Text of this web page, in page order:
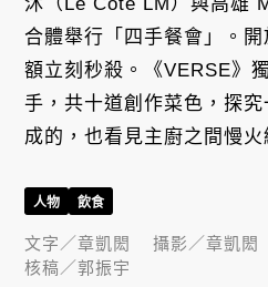
合體舉行「四手餐會」。
額立刻秒殺。《VERSE》
手，共十道創作菜色，探
成的，也看見主廚之間慢火
人物 飲食
文字／章凱閎 攝影／章凱閎
核稿／郭振宇